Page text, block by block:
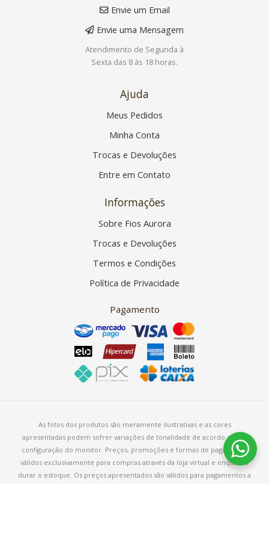
Envie um Email
Envie uma Mensagem
Atendimento de Segunda à
Sexta das 8 às 18 horas.
Ajuda
Meus Pedidos
Minha Conta
Trocas e Devoluções
Entre em Contato
Informações
Sobre Fios Aurora
Trocas e Devoluções
Termos e Condições
Política de Privacidade
Pagamento
As fotos dos produtos são meramente ilustrativas e as cores
apresentadas podem sofrer variações de tonalidade de acordo com a
configuração do monitor. Preços, promoções e formas de pagamento
válidos exclusivamente para compras através da loja virtual e enquanto
durar o estoque. Os preços apresentados são válidos para pagamentos a